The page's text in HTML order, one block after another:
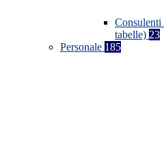
Consulenti
tabelle) 23
Personale 185